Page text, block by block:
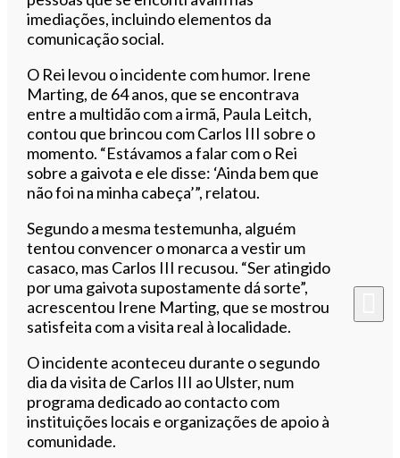
imediações, incluindo elementos da
comunicação social.
O Rei levou o incidente com humor. Irene
Marting, de 64 anos, que se encontrava
entre a multidão com a irmã, Paula Leitch,
contou que brincou com Carlos III sobre o
momento. “Estávamos a falar com o Rei
sobre a gaivota e ele disse: ‘Ainda bem que
não foi na minha cabeça’”, relatou.
Segundo a mesma testemunha, alguém
tentou convencer o monarca a vestir um
casaco, mas Carlos III recusou. “Ser atingido
por uma gaivota supostamente dá sorte”,
acrescentou Irene Marting, que se mostrou
satisfeita com a visita real à localidade.
O incidente aconteceu durante o segundo
dia da visita de Carlos III ao Ulster, num
programa dedicado ao contacto com
instituições locais e organizações de apoio à
comunidade.